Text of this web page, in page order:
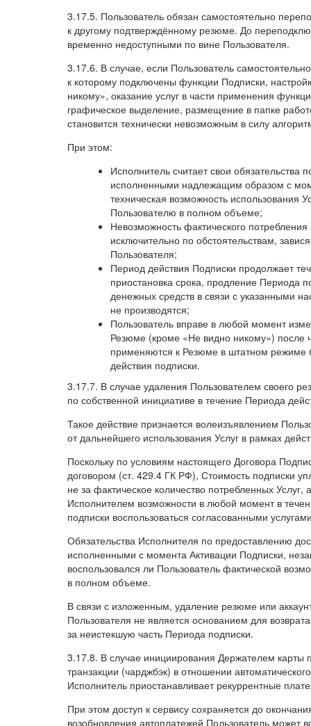
3.17.5. Пользователь обязан самостоятельно
к другому подтверждённому резюме. До
временно недоступными по вине Пользователя.
3.17.6. В случае, если Пользователь
к которому подключены функции Подписки,
никому», оказание услуг в части применения
графическое выделение, размещение в папке
становится технически невозможным в силу
При этом:
Исполнитель считает свои обязательства
исполненными надлежащим образом с
техническая возможность использования
Пользователю в полном объеме;
Невозможность фактического потребления
исключительно по обстоятельствам,
Пользователя;
Период действия Подписки продолжает
приостановка срока, продление Периода
денежных средств в связи с указанными
не производятся;
Пользователь вправе в любой момент
Резюме (кроме «Не видно никому») после
применяются к Резюме в штатном режиме
действия подписки.
3.17.7. В случае удаления Пользователем своего
по собственной инициативе в течение Периода
Такое действие признается волеизъявлением
от дальнейшего использования Услуг в рамках
Поскольку по условиям настоящего Договора
договором (ст. 429.4 ГК РФ), Стоимость подписки
не за фактическое количество потребленных Услуг,
Исполнителем возможности в любой момент в
подписки воспользоваться согласованными
Обязательства Исполнителя по предоставлению
исполненными с момента Активации Подписки,
воспользовался ли Пользователь фактической
в полном объеме.
В связи с изложенным, удаление резюме или
Пользователя не является основанием для
за неистекшую часть Периода подписки.
3.17.8. В случае инициирования Держателем карты
транзакции (чарджбэк) в отношении
Исполнитель приостанавливает рекуррентные
При этом доступ к сервису сохраняется до
возобновления автоплатежей Пользователь может